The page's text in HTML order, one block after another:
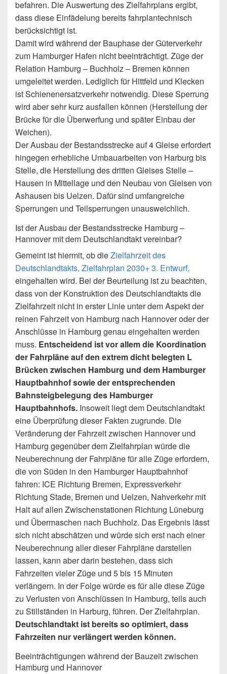
befahren. Die Auswertung des Zielfahrplans ergibt,
dass diese Einfädelung bereits fahrplantechnisch
berücksichtigt ist.
Damit wird während der Bauphase der Güterverkehr
zum Hamburger Hafen nicht beeinträchtigt. Züge der
Relation Hamburg – Buchholz – Bremen können
umgeleitet werden. Lediglich für Hittfeld und Klecken
ist Schienenersatzverkehr notwendig. Diese Sperrung
wird aber sehr kurz ausfallen können (Herstellung der
Brücke für die Überwerfung und später Einbau der
Weichen).
Der Ausbau der Bestandsstrecke auf 4 Gleise erfordert
hingegen erhebliche Umbauarbeiten von Harburg bis
Stelle, die Herstellung des dritten Gleises Stelle –
Hausen in Mittellage und den Neubau von Gleisen von
Ashausen bis Uelzen. Dafür sind umfangreiche
Sperrungen und Teilsperrungen unausweichlich.
Ist der Ausbau der Bestandsstrecke Hamburg –
Hannover mit dem Deutschlandtakt vereinbar?
Gemeint ist hiermit, ob dieZielfahrzeit des
Deutschlandtakts, Zielfahrplan 2030+ 3. Entwurf,
eingehalten wird. Bei der Beurteilung ist zu beachten,
dass von der Konstruktion des Deutschlandtakts die
Zielfahrzeit nicht in erster Linie unter dem Aspekt der
reinen Fahrzeit von Hamburg nach Hannover oder der
Anschlüsse in Hamburg genau eingehalten werden
muss. Entscheidend ist vor allem die Koordination
der Fahrpläne auf den extrem dicht belegten L
Brücken zwischen Hamburg und dem Hamburger
Hauptbahnhof sowie der entsprechenden
Bahnsteigbelegung des Hamburger
Hauptbahnhofs. Insoweit liegt dem Deutschlandtakt
eine Überprüfung dieser Fakten zugrunde. Die
Veränderung der Fahrzeit zwischen Hannover und
Hamburg gegenüber dem Zielfahrplan würde die
Neuberechnung der Fahrpläne für alle Züge erfordern,
die von Süden in den Hamburger Hauptbahnhof
fahren: ICE Richtung Bremen, Expressverkehr
Richtung Stade, Bremen und Uelzen, Nahverkehr mit
Halt auf allen Zwischenstationen Richtung Lüneburg
und Übermaschen nach Buchholz. Das Ergebnis lässt
sich nicht abschätzen und würde sich erst nach einer
Neuberechnung aller dieser Fahrpläne darstellen
lassen, kann aber darin bestehen, dass sich
Fahrzeiten vieler Züge und 5 bis 15 Minuten
verlängern. In der Folge würde es für alle diese Züge
zu Verlusten von Anschlüssen in Hamburg, teils auch
zu Stillständen in Harburg, führen. Der Zielfahrplan.
Deutschlandtakt ist bereits so optimiert, dass
Fahrzeiten nur verlängert werden können.
Beeinträchtigungen während der Bauzeit zwischen
Hamburg und Hannover